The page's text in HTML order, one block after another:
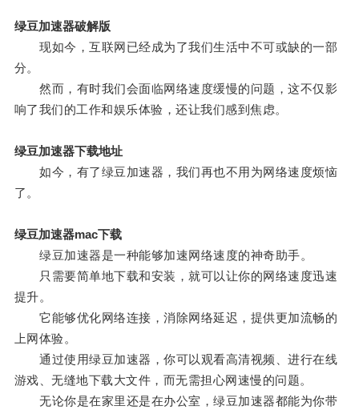
绿豆加速器破解版
现如今，互联网已经成为了我们生活中不可或缺的一部
分。
然而，有时我们会面临网络速度缓慢的问题，这不仅影
响了我们的工作和娱乐体验，还让我们感到焦虑。
绿豆加速器下载地址
如今，有了绿豆加速器，我们再也不用为网络速度烦恼
了。
绿豆加速器mac下载
绿豆加速器是一种能够加速网络速度的神奇助手。
只需要简单地下载和安装，就可以让你的网络速度迅速
提升。
它能够优化网络连接，消除网络延迟，提供更加流畅的
上网体验。
通过使用绿豆加速器，你可以观看高清视频、进行在线
游戏、无缝地下载大文件，而无需担心网速慢的问题。
无论你是在家里还是在办公室，绿豆加速器都能为你带